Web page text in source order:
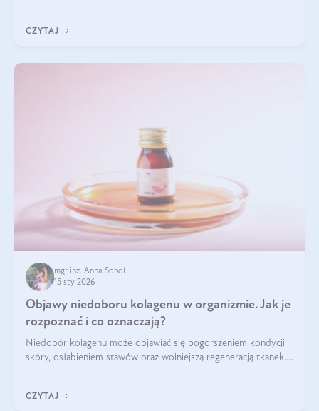
kryteria wyboru!
CZYTAJ
mgr inż. Anna Sobol
15 sty 2026
Objawy niedoboru kolagenu w organizmie. Jak je
rozpoznać i co oznaczają?
Niedobór kolagenu może objawiać się pogorszeniem kondycji
skóry, osłabieniem stawów oraz wolniejszą regeneracją tkanek.
osłabienie włosów.
CZYTAJ